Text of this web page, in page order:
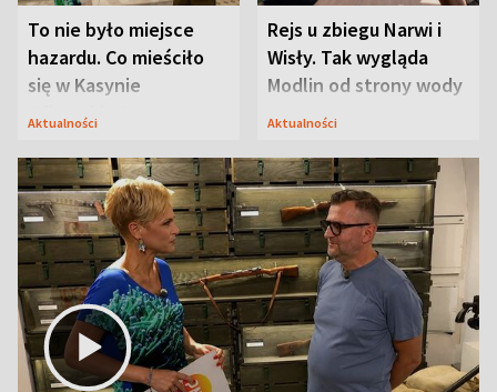
To nie było miejsce
hazardu. Co mieściło
się w Kasynie
Oficerskim?
Aktualności
Rejs u zbiegu Narwi i
Wisły. Tak wygląda
Modlin od strony wody
Aktualności